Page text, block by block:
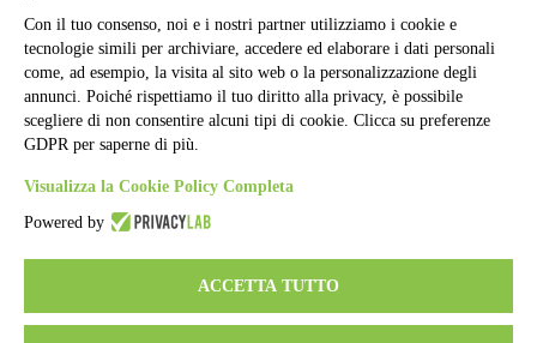
Gestione consensi cookie
Amministrazione trasparente
Pagina visualizzata
2037 volte
Sezione Copyright
Copyright 2026 | Engineered and powered by Gruppo Spaggiari
Parma S.p.A. | Divisione Publishing & New Social Media
Con il tuo consenso, noi e i nostri partner utilizziamo i cookie e
tecnologie simili per archiviare, accedere ed elaborare i dati personali
come, ad esempio, la visita al sito web o la personalizzazione degli
annunci. Poiché rispettiamo il tuo diritto alla privacy, è possibile
scegliere di non consentire alcuni tipi di cookie. Clicca su preferenze
GDPR per saperne di più.
Visualizza la Cookie Policy Completa
Powered by
ACCETTA TUTTO